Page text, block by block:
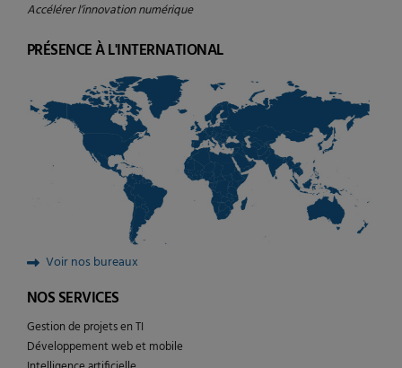
Accélérer l’innovation numérique
PRÉSENCE À L'INTERNATIONAL
Voir nos bureaux
NOS SERVICES
Gestion de projets en TI
Développement web et mobile